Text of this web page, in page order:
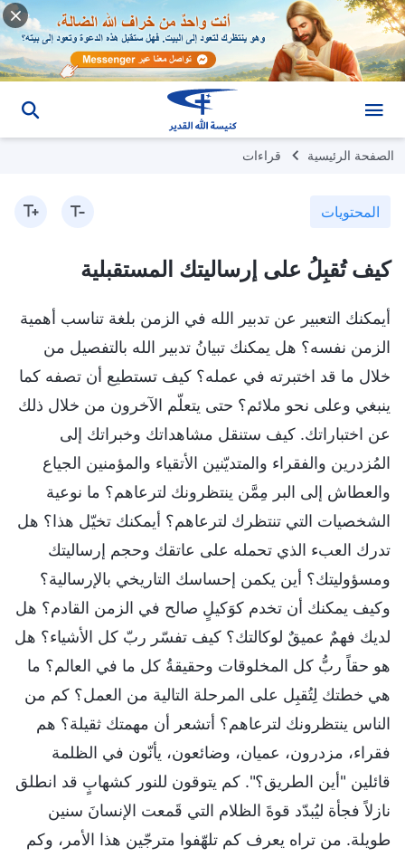
الصفحة الرئيسية قراءات
المحتويات
كيف تُقبِلُ على إرساليتك المستقبلية
أيمكنك التعبير عن تدبير الله في الزمن بلغة تناسب أهمية
الزمن نفسه؟ هل يمكنك تبيانُ تدبير الله بالتفصيل من
خلال ما قد اختبرته في عمله؟ كيف تستطيع أن تصفه كما
ينبغي وعلى نحو ملائم؟ حتى يتعلّم الآخرون من خلال ذلك
عن اختباراتك. كيف ستنقل مشاهداتك وخبراتك إلى
المُزدرين والفقراء والمتديّنين الأتقياء والمؤمنين الجياع
والعطاش إلى البر مِمَّن ينتظرونك لترعاهم؟ ما نوعية
الشخصيات التي تنتظرك لترعاهم؟ أيمكنك تخيّل هذا؟ هل
تدرك العبء الذي تحمله على عاتقك وحجم إرساليتك
ومسؤوليتك؟ أين يكمن إحساسك التاريخي بالإرسالية؟
وكيف يمكنك أن تخدم كوَكيلٍ صالح في الزمن القادم؟ هل
لديك فهمٌ عميقٌ لوكالتك؟ كيف تفسّر ربّ كل الأشياء؟ هل
هو حقاً ربُّ كل المخلوقات وحقيقةُ كل ما في العالم؟ ما
هي خطتك لِتُقبِل على المرحلة التالية من العمل؟ كم من
الناس ينتظرونك لترعاهم؟ أتشعر أن مهمتك ثقيلة؟ هم
فقراء، مزدرون، عميان، وضائعون، يأنّون في الظلمة
قائلين "أين الطريق؟". كم يتوقون للنور كشهابٍ قد انطلق
نازلاً فجأة ليُبدّد قوةَ الظلام التي قَمعت الإنسانَ سنين
طويلة. من تراه يعرف كم تلهّفوا مترجّين هذا الأمر، وكم